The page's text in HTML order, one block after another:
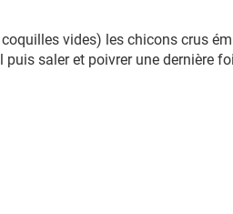
vides) les chicons crus
saler et poivrer une dernière